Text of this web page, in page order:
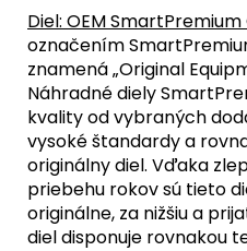
Diel: OEM SmartPremium
označením
znamená „Original
Náhradné diely
kvality od vybraných
vysoké štandardy a
originálny diel. Vďaka
priebehu rokov sú tieto
originálne, za nižšiu a
diel disponuje rovnakou